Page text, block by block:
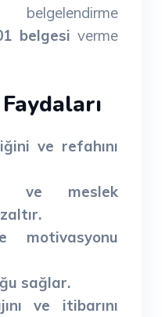
belgesi verme
ve refahını
ve meslek
motivasyonu
sağlar.
ve itibarını